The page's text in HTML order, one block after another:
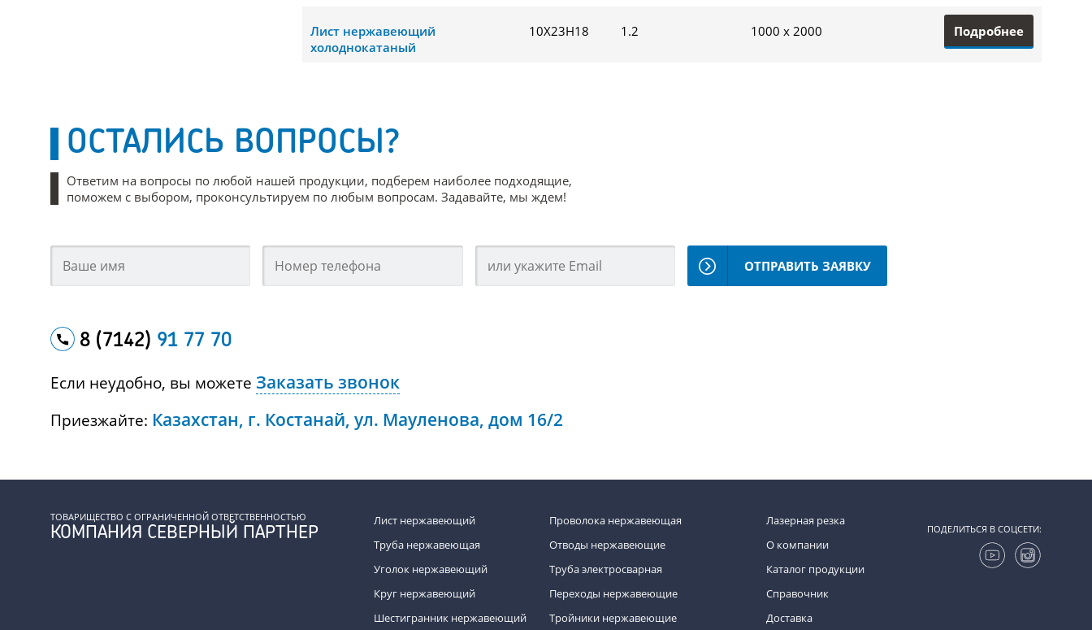
Лист нержавеющий
холоднокатаный
10Х23Н18 1.2 1000 x 2000 Подробнее
ОСТАЛИСЬ ВОПРОСЫ?
Ответим на вопросы по любой нашей продукции, подберем наиболее подходящие,
поможем с выбором, проконсультируем по любым вопросам. Задавайте, мы ждем!
ОТПРАВИТЬ ЗАЯВКУ
8 (7142) 91 77 70
Если неудобно, вы можете Заказать звонок
Приезжайте: Казахстан, г. Костанай, ул. Мауленова, дом 16/2
ТОВАРИЩЕСТВО С ОГРАНИЧЕННОЙ ОТВЕТСТВЕННОСТЬЮ
КОМПАНИЯ СЕВЕРНЫЙ ПАРТНЕР
Лист нержавеющий
Труба нержавеющая
Уголок нержавеющий
Круг нержавеющий
Шестигранник нержавеющий
Проволока нержавеющая
Отводы нержавеющие
Труба электросварная
Переходы нержавеющие
Тройники нержавеющие
Лазерная резка
О компании
Каталог продукции
Справочник
Доставка
ПОДЕЛИТЬСЯ В СОЦСЕТИ: